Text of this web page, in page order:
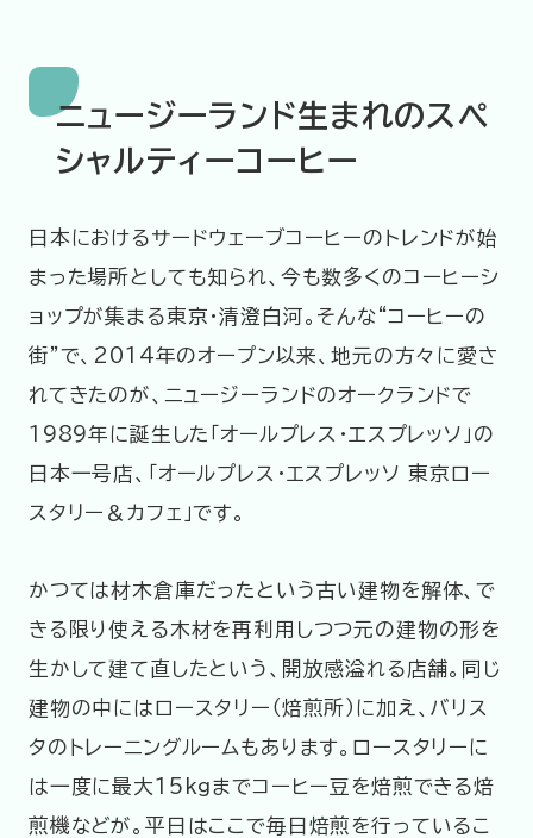
ニュージーランド生まれのスペ
シャルティーコーヒー
日本におけるサードウェーブコーヒーのトレンドが始
まった場所としても知られ、今も数多くのコーヒーシ
ョップが集まる東京・清澄白河。そんな“コーヒーの
街”で、2014年のオープン以来、地元の方々に愛さ
れてきたのが、ニュージーランドのオークランドで
1989年に誕生した「オールプレス・エスプレッソ」の
日本一号店、「オールプレス・エスプレッソ 東京ロー
スタリー＆カフェ」です。
かつては材木倉庫だったという古い建物を解体、で
きる限り使える木材を再利用しつつ元の建物の形を
生かして建て直したという、開放感溢れる店舗。同じ
建物の中にはロースタリー（焙煎所）に加え、バリス
タのトレーニングルームもあります。ロースタリーに
は一度に最大15kgまでコーヒー豆を焙煎できる焙
煎機などが。平日はここで毎日焙煎を行っているこ